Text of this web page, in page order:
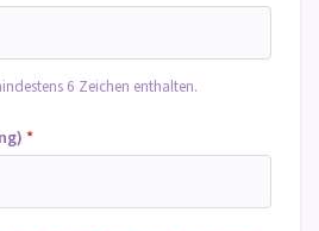
6 Zeichen enthalten.
*